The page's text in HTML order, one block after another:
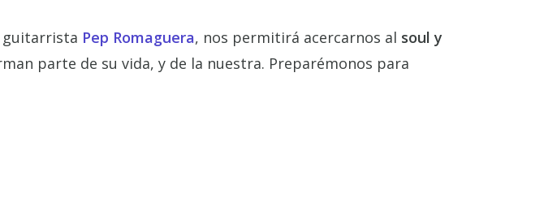
guitarrista Pep Romaguera, nos permitirá acercarnos al soul y
parte de su vida, y de la nuestra. Preparémonos para